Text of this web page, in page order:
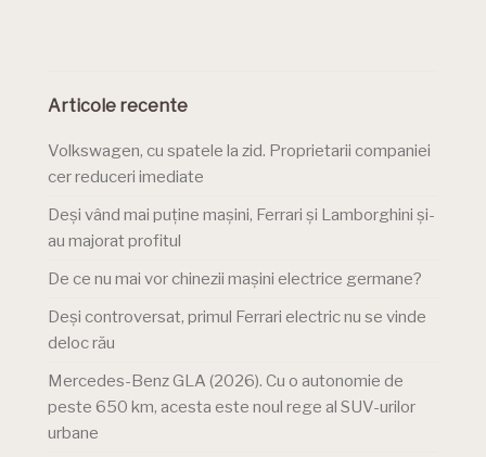
Articole recente
Volkswagen, cu spatele la zid. Proprietarii companiei
cer reduceri imediate
Deși vând mai puține mașini, Ferrari și Lamborghini și-
au majorat profitul
De ce nu mai vor chinezii mașini electrice germane?
Deși controversat, primul Ferrari electric nu se vinde
deloc rău
Mercedes-Benz GLA (2026). Cu o autonomie de
peste 650 km, acesta este noul rege al SUV-urilor
urbane